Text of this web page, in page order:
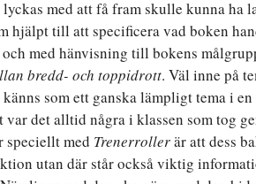
med att få fram skulle kunna ha
hjälpt till att specificera vad boken
med hänvisning till bokens
bredd- och toppidrott. Väl inne på
som ett ganska lämpligt tema i
det alltid några i klassen som tog
speciellt med Trenerrollerär att dess
utan där står också viktig